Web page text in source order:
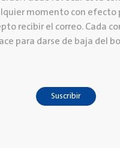
momento con efecto
recibir el correo. Cada
para darse de baja del
Suscribir